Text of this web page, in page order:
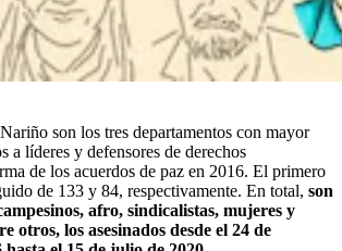
son los tres departamentos con mayor
a líderes y defensores de derechos
de los acuerdos de paz en 2016. El primero
de 133 y 84, respectivamente. En total, son
afro, sindicalistas, mujeres y
otros, los asesinados desde el 24 de